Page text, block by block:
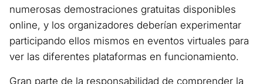
numerosas demostraciones gratuitas disponibles
online, y los organizadores deberían experimentar
participando ellos mismos en eventos virtuales para
ver las diferentes plataformas en funcionamiento.
Gran parte de la responsabilidad de comprender la